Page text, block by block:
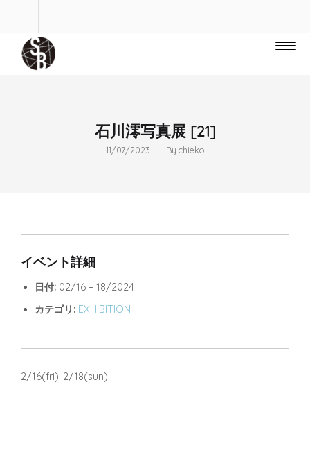
石川澪写真展 [21]
11/07/2023 By chieko
イベント詳細
日付: 02/16 – 18/2024
カテゴリ: EXHIBITION
2/16(fri)-2/18(sun)